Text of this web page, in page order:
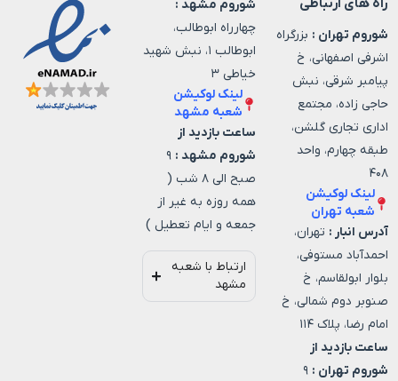
راه های ارتباطی
شوروم تهران : بزرگراه
اشرفی اصفهانی، خ
پیامبر شرقی، نبش
حاجی زاده، مجتمع
اداری تجاری گلشن،
طبقه چهارم، واحد
۴۰۸
لینک لوکیشن
شعبه تهران
آدرس انبار : تهران،
احمدآباد مستوفی،
بلوار ابولقاسم، خ
صنوبر دوم شمالی، خ
امام رضا، پلاک ۱۱۴
ساعت بازدید از
شوروم تهران : ۹
شوروم مشهد :
چهارراه ابوطالب،
ابوطالب ۱، نبش شهید
خیاطی ۳
لینک لوکیشن
شعبه مشهد
ساعت بازدید از
شوروم مشهد : ۹
صبح الی ۸ شب (
همه روزه به غیر از
جمعه و ایام تعطیل )
ارتباط با شعبه
مشهد